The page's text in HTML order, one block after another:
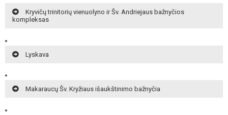
Kryvičų trinitorių vienuolyno ir Šv. Andriejaus bažnyčios
kompleksas
Lyskava
Makaraucų Šv. Kryžiaus išaukštinimo bažnyčia